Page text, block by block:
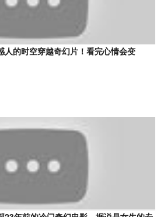
人的时空穿越奇幻片！看完心情会变